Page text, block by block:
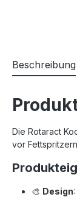
Beschreibung
Die Rotaract
vor
🎨 Design